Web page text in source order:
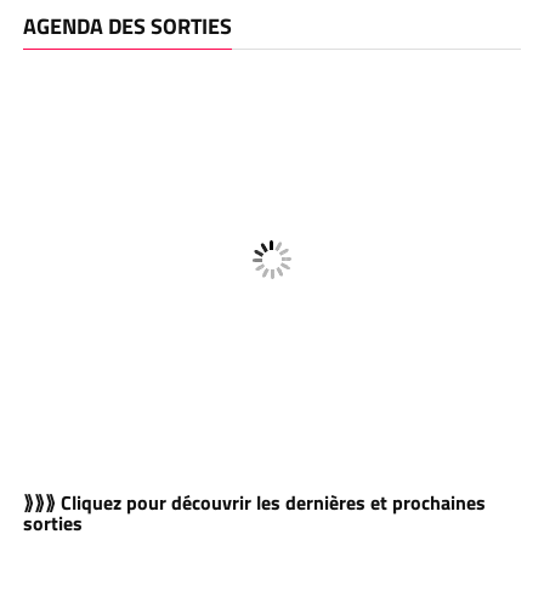
AGENDA DES SORTIES
⟫⟫⟫ Cliquez pour découvrir les dernières et prochaines
sorties